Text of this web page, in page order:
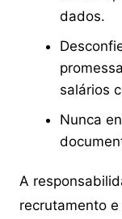
dados.
salários
Nunca
A
recrutamento